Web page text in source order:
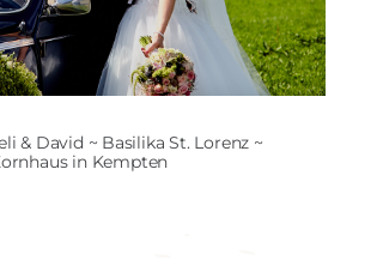
& David ~ Basilika St. Lorenz ~
in Kempten